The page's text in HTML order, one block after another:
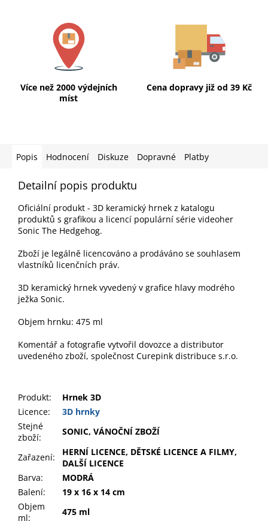
Více než 2000 výdejních
míst
Cena dopravy již od 39 Kč
Popis Hodnocení Diskuze Dopravné Platby
Detailní popis produktu
Oficiální produkt - 3D keramický hrnek z katalogu
produktů s grafikou a licencí populární série videoher
Sonic The Hedgehog.
Zboží je legálně licencováno a prodáváno se souhlasem
vlastníků licenčních práv.
3D keramický hrnek vyvedený v grafice hlavy modrého
ježka Sonic.
Objem hrnku: 475 ml
Komentář a fotografie vytvořil dovozce a distributor
uvedeného zboží, společnost Curepink distribuce s.r.o.
Produkt:
Hrnek 3D
Licence:
3D hrnky
Stejné
zboží:
SONIC, VÁNOČNÍ ZBOŽÍ
Zařazení:
HERNÍ LICENCE, DĚTSKÉ LICENCE A FILMY,
DALŠÍ LICENCE
Barva:
MODRÁ
Balení:
19 x 16 x 14 cm
Objem
ml:
475 ml